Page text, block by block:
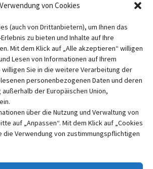
Verwendung von Cookies
(auch von Drittanbietern), um Ihnen das
zu bieten und Inhalte auf Ihre
Mit dem Klick auf „Alle akzeptieren“ willigen
Lesen von Informationen auf Ihrem
willigen Sie in die weitere Verarbeitung der
personenbezogenen Daten und deren
der Europäischen Union,
über die Nutzung und Verwaltung von
auf „Anpassen“. Mit dem Klick auf „Cookies
die Verwendung von zustimmungspflichtigen
angeschaut
Waschfestigkeit
Erstellt mit WooCommerce.